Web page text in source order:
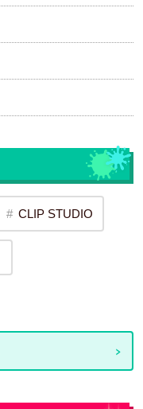
CLIP STUDIO